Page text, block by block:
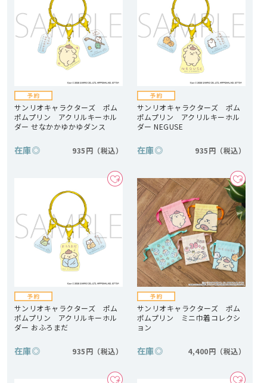
サンリオキャラクターズ ポム
ポムプリン アクリルキーホル
ダー せなかかゆかゆダンス
在庫◎ 935円
サンリオキャラクターズ ポム
ポムプリン アクリルキーホル
ダー NEGUSE
在庫◎ 935円
サンリオキャラクターズ ポム
ポムプリン アクリルキーホル
ダー おふろまだ
在庫◎ 935円
サンリオキャラクターズ ポム
ポムプリン ミニ巾着コレクシ
ョン
在庫◎ 4,400円